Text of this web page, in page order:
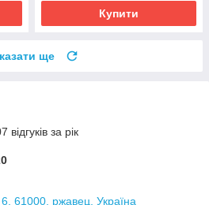
Купити
ще
за рік
6, 61000, ржавец, Україна